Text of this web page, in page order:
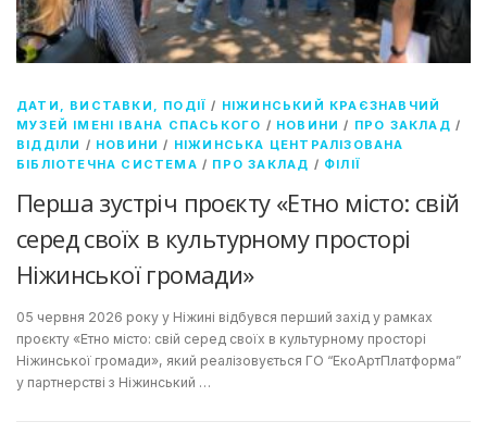
ДАТИ, ВИСТАВКИ, ПОДІЇ / НІЖИНСЬКИЙ КРАЄЗНАВЧИЙ
МУЗЕЙ ІМЕНІ ІВАНА СПАСЬКОГО / НОВИНИ / ПРО ЗАКЛАД /
ВІДДІЛИ / НОВИНИ / НІЖИНСЬКА ЦЕНТРАЛІЗОВАНА
БІБЛІОТЕЧНА СИСТЕМА / ПРО ЗАКЛАД / ФІЛІЇ
Перша зустріч проєкту «Етно місто: свій
серед своїх в культурному просторі
Ніжинської громади»
05 червня 2026 року у Ніжині відбувся перший захід у рамках
проєкту «Етно місто: свій серед своїх в культурному просторі
Ніжинської громади», який реалізовується ГО “ЕкоАртПлатформа”
у партнерстві з Ніжинський …